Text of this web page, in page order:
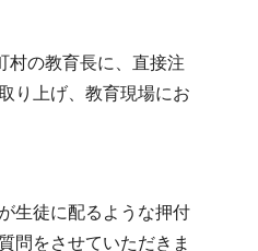
村の教育長に、直接注
り上げ、教育現場にお
生徒に配るような押付
問をさせていただきま